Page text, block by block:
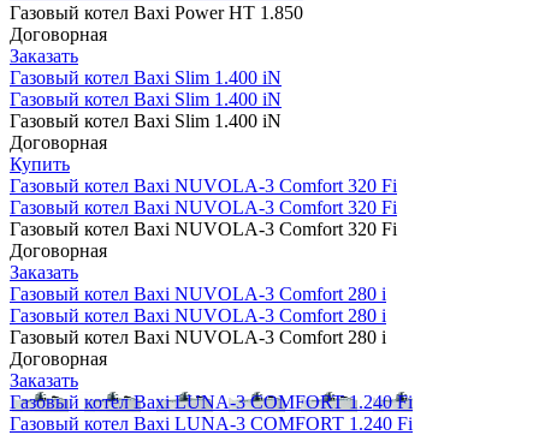
Газовый котел Baxi Power HT 1.850
Договорная
Заказать
Газовый котел Baxi Slim 1.400 iN
Газовый котел Baxi Slim 1.400 iN
Газовый котел Baxi Slim 1.400 iN
Договорная
Купить
Газовый котел Baxi NUVOLA-3 Comfort 320 Fi
Газовый котел Baxi NUVOLA-3 Comfort 320 Fi
Газовый котел Baxi NUVOLA-3 Comfort 320 Fi
Договорная
Заказать
Газовый котел Baxi NUVOLA-3 Comfort 280 i
Газовый котел Baxi NUVOLA-3 Comfort 280 i
Газовый котел Baxi NUVOLA-3 Comfort 280 i
Договорная
Заказать
Газовый котел Baxi LUNA-3 COMFORT 1.240 Fi
Газовый котел Baxi LUNA-3 COMFORT 1.240 Fi